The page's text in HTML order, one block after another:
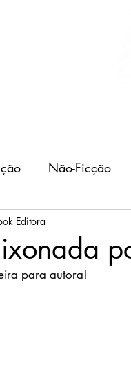
Não-Ficção
Editora
para autora!